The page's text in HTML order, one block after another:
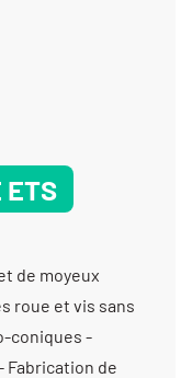
ETS
de moyeux
roue et vis sans
coniques -
Fabrication de